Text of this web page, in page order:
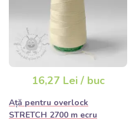
16,27 Lei / buc
Ață pentru overlock
STRETCH 2700 m ecru